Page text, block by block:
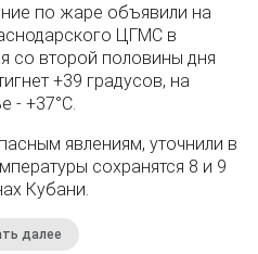
по жаре объявили на
ЦГМС в
со второй половины дня
+39 градусов, на
- +37°­С.
явлениям, уточнили в
сохранятся 8 и 9
Кубани.
далее